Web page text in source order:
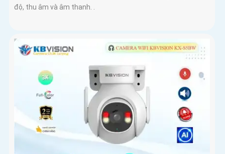
độ, thu âm và âm thanh. .